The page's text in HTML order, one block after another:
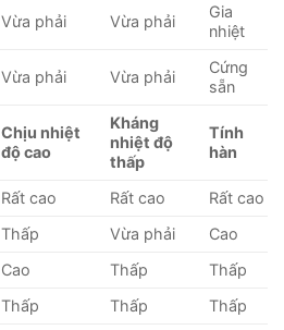
Vừa phải Vừa phải
Gia
nhiệt
Vừa phải Vừa phải
Cứng
sẵn
Chịu nhiệt
độ cao
Kháng
nhiệt độ
thấp
Tính
hàn
Rất cao Rất cao
Rất cao
Thấp Vừa phải
Cao
Cao Thấp
Thấp
Thấp Thấp
Thấp